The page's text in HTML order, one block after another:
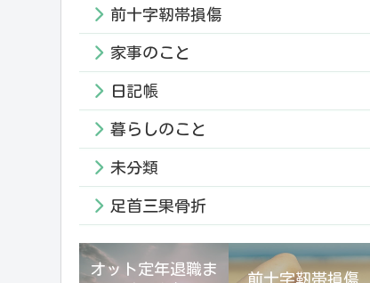
前十字靭帯損傷
家事のこと
日記帳
暮らしのこと
未分類
足首三果骨折
オット定年退職ま
前十字靭帯損傷